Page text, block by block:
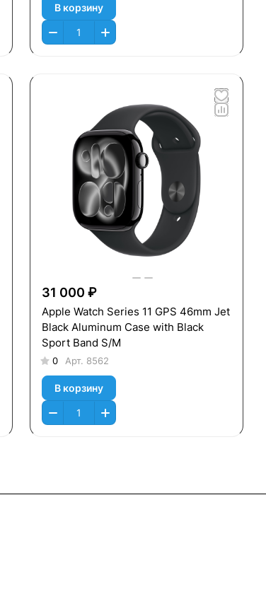
В корзину
31 000 ₽
Apple Watch Series 11 GPS 46mm Jet
Black Aluminum Case with Black
Sport Band S/M
0 Арт. 8562
В корзину